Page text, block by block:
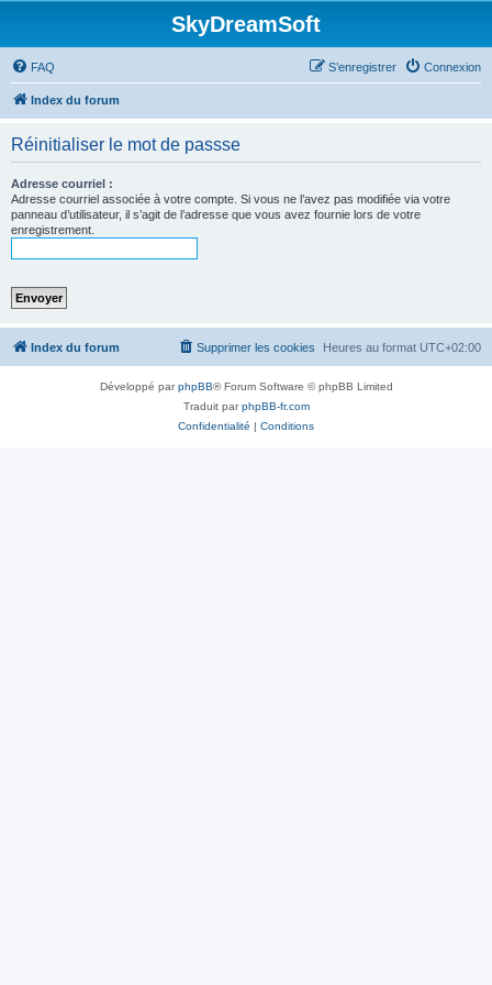
SkyDreamSoft
FAQ Connexion
S’enregistrer
Index du forum
Réinitialiser le mot de passse
Adresse courriel :
Adresse courriel associée à votre compte. Si vous ne l’avez pas modifiée via votre
panneau d’utilisateur, il s’agit de l’adresse que vous avez fournie lors de votre
enregistrement.
Index du forum Heures au format UTC+02:00
Supprimer les cookies
Développé parphpBB® Forum Software © phpBB Limited
Traduit parphpBB-fr.com
Confidentialité | Conditions